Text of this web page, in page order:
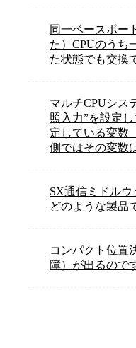
同一ベースボー
た）CPUのうち
た状態でも交換
マルチCPUシス
照入力”を設定
定している変数
側ではその変数
SX通信ミドル
どのような製品
コンパクト位置
障）が出るので